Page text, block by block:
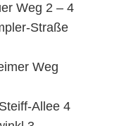
Weg 2 – 4
Straße
Weg
Allee 4